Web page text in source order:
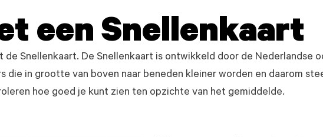
een Snellenkaart
Snellenkaart. De Snellenkaart is ontwikkeld door de Nederlandse
die in grootte van boven naar beneden kleiner worden en daarom
hoe goed je kunt zien ten opzichte van het gemiddelde.